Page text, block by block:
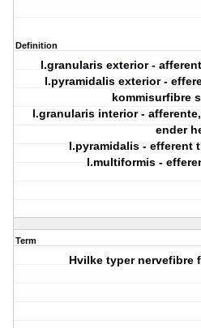
Definition
l.granularis exterior -
l.pyramidalis exterior -
kommisurfibre
l.granularis interior -
ender
l.pyramidalis - efferent
l.multiformis -
Term
Hvilke typer nervefibre